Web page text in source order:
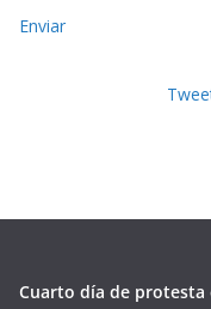
Enviar
Cuarto día de protesta